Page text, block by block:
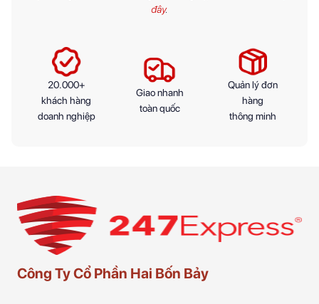
đây.
20.000+
khách hàng
doanh nghiệp
Giao nhanh
toàn quốc
Quản lý đơn
hàng
thông minh
Công Ty Cổ Phần Hai Bốn Bảy